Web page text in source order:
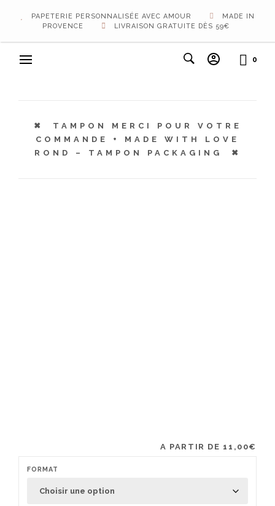
PAPETERIE PERSONNALISÉE AVEC AMOUR
MADE IN
PROVENCE
LIVRAISON GRATUITE DÈS 59€
0
TAMPON MERCI POUR VOTRE
COMMANDE + MADE WITH LOVE
ROND – TAMPON PACKAGING
A PARTIR DE 11,00€
FORMAT